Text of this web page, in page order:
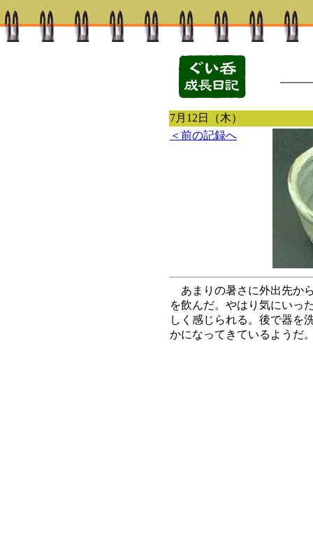
7月12日（木）
＜前の記録へ
あまりの暑さに外出先か
を飲んだ。やはり気にいっ
しく感じられる。後で器を
かになってきているようだ